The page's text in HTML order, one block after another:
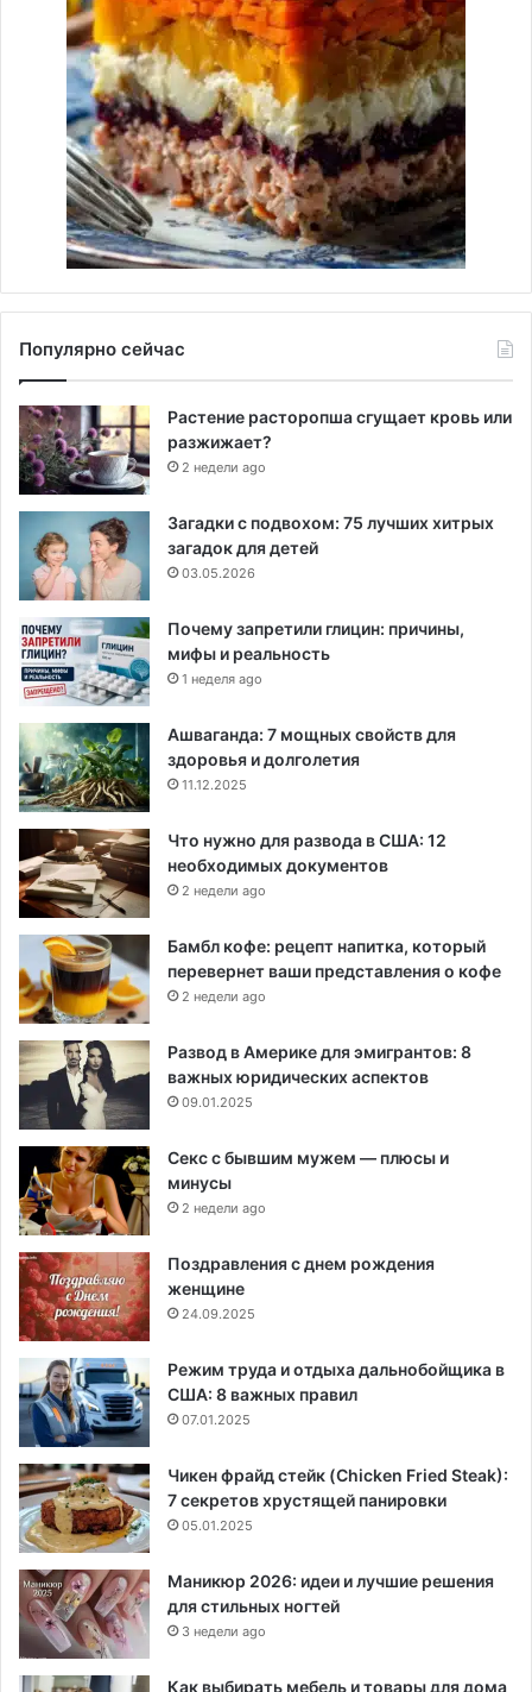
Популярно сейчас
Растение расторопша сгущает кровь или
разжижает?
2 недели ago
Загадки с подвохом: 75 лучших хитрых
загадок для детей
03.05.2026
Почему запретили глицин: причины,
мифы и реальность
1 неделя ago
Ашваганда: 7 мощных свойств для
здоровья и долголетия
11.12.2025
Что нужно для развода в США: 12
необходимых документов
2 недели ago
Бамбл кофе: рецепт напитка, который
перевернет ваши представления о кофе
2 недели ago
Развод в Америке для эмигрантов: 8
важных юридических аспектов
09.01.2025
Секс с бывшим мужем — плюсы и
минусы
2 недели ago
Поздравления с днем рождения
женщине
24.09.2025
Режим труда и отдыха дальнобойщика в
США: 8 важных правил
07.01.2025
Чикен фрайд стейк (Chicken Fried Steak):
7 секретов хрустящей панировки
05.01.2025
Маникюр 2026: идеи и лучшие решения
для стильных ногтей
3 недели ago
Как выбирать мебель и товары для дома